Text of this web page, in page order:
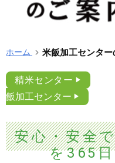
ホーム 米飯加工センター
精米センター
飯加工センター
安心・安全
を365